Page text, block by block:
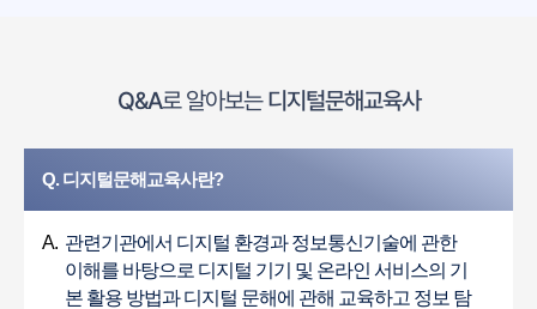
Q&A로 알아보는디지털문해교육사
Q. 디지털문해교육사란?
A. 관련기관에서 디지털 환경과 정보통신기술에 관한
이해를 바탕으로 디지털 기기 및 온라인 서비스의 기
본 활용 방법과 디지털 문해에 관해 교육하고 정보 탐